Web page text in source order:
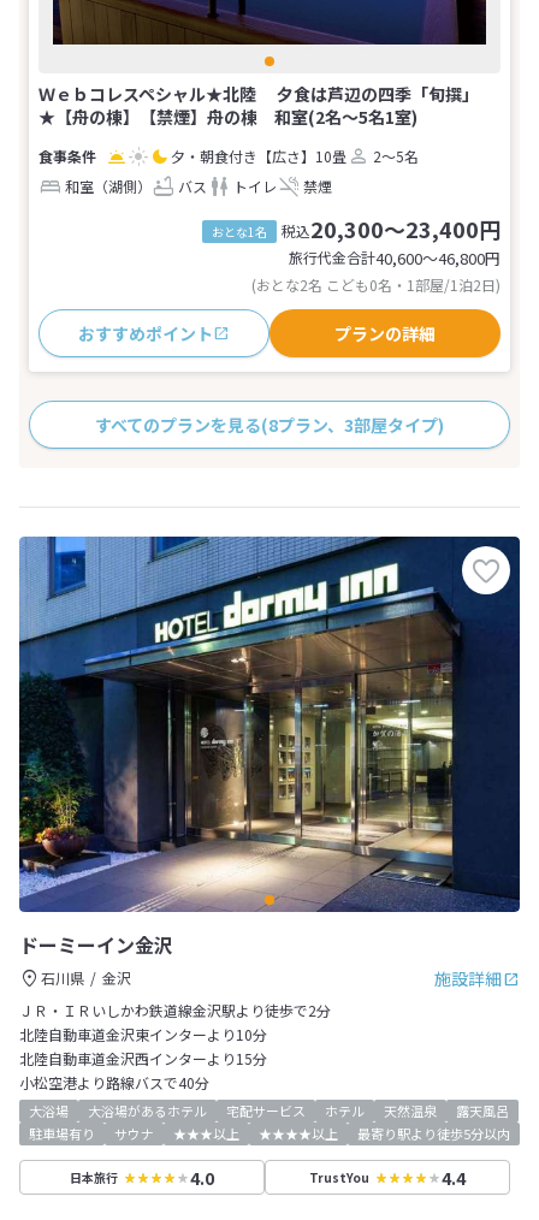
Ｗｅｂコレスペシャル★北陸 夕食は芦辺の四季「旬撰」
★【舟の棟】【禁煙】舟の棟 和室(2名～5名1室)
夕・朝食付き 【広さ】10畳
2～5名
和室（湖側）
バス トイレ 禁煙
おとな1名 税込20,300～23,400円
旅行代金合計40,600〜46,800円
(おとな2名 こども0名・1部屋/1泊2日)
おすすめポイント プランの詳細
すべてのプランを見る(8プラン、3部屋タイプ)
ドーミーイン金沢
施設詳細
石川県
金沢
ＪＲ・ＩＲいしかわ鉄道線金沢駅より徒歩で2分
北陸自動車道金沢東インターより10分
北陸自動車道金沢西インターより15分
小松空港より路線バスで40分
大浴場 大浴場があるホテル 宅配サービス ホテル 天然温泉
露天風呂
駐車場有り
サウナ ★★★以上 ★★★★以上 最寄り駅より徒歩5分以内
日本旅行 4.0 TrustYou 4.4